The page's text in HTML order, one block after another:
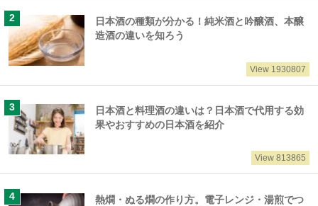
日本酒の種類が分かる！純米酒と吟醸酒、本醸
造酒の違いを知ろう
View 1930807
日本酒と料理酒の違いは？日本酒で代用する効
果やおすすめの日本酒を紹介
View 813865
熱燗・ぬる燗の作り方。電子レンジ・湯煎でつ